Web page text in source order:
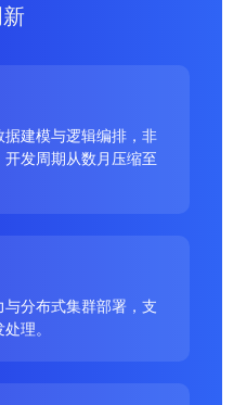
建模与逻辑编排，非
发周期从数月压缩至
分布式集群部署，支
理。